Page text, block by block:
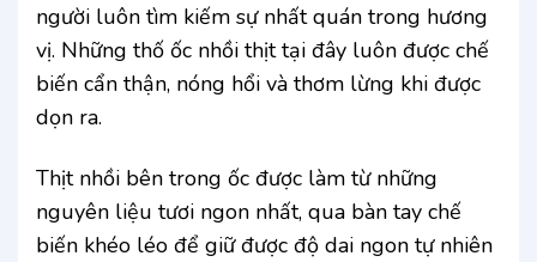
người luôn tìm kiếm sự nhất quán trong hương
vị. Những thố ốc nhồi thịt tại đây luôn được chế
biến cẩn thận, nóng hổi và thơm lừng khi được
dọn ra.
Thịt nhồi bên trong ốc được làm từ những
nguyên liệu tươi ngon nhất, qua bàn tay chế
biến khéo léo để giữ được độ dai ngon tự nhiên